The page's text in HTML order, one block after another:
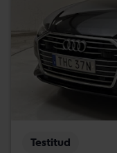
Testitud